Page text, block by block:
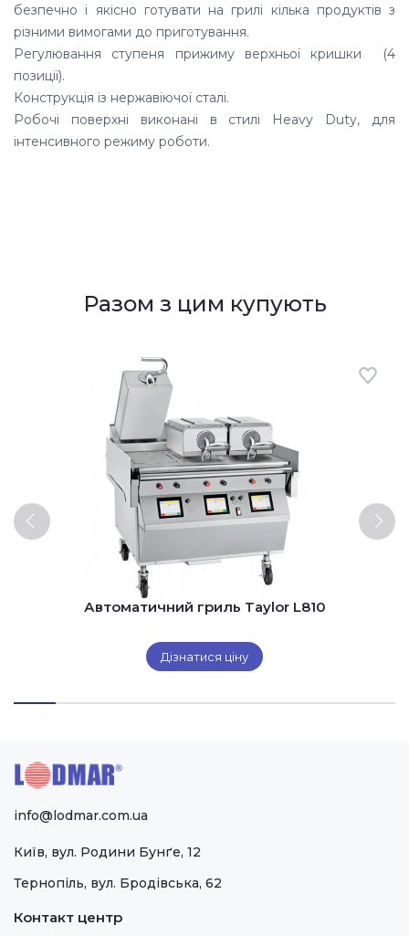
безпечно і якісно готувати на грилі кілька продуктів з
різними вимогами до приготування.
Регулювання ступеня прижиму верхньої кришки (4
позиції).
Конструкція із нержавіючої сталі.
Робочі поверхні виконані в стилі Heavy Duty, для
інтенсивного режиму роботи.
Разом з цим купують
Автоматичний гриль Taylor L810
Дізнатися ціну
info@lodmar.com.ua
Київ, вул. Родини Бунґе, 12
Тернопіль, вул. Бродівська, 62
Контакт центр